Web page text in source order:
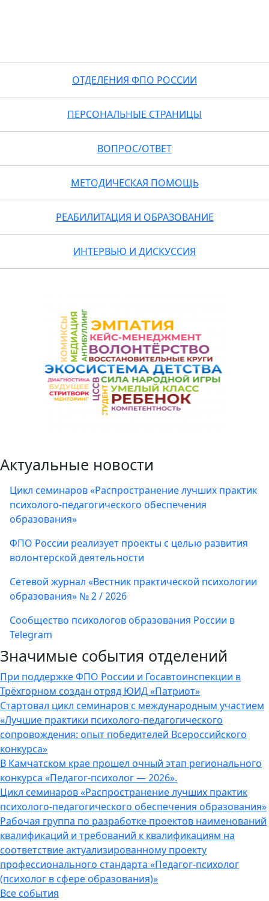
ОТДЕЛЕНИЯ ФПО РОССИИ
ПЕРСОНАЛЬНЫЕ СТРАНИЦЫ
ВОПРОС/ОТВЕТ
МЕТОДИЧЕСКАЯ ПОМОЩЬ
РЕАБИЛИТАЦИЯ И ОБРАЗОВАНИЕ
ИНТЕРВЬЮ И ДИСКУССИЯ
Актуальные новости
Цикл семинаров «Распространение лучших практик
психолого-педагогического обеспечения
образования»
ФПО России реализует проекты с целью развития
волонтерской деятельности
Сетевой журнал «Вестник практической психологии
образования» № 2 / 2026
Сообщество психологов образования России в
Telegram
Значимые события отделений
При поддержке ФПО России и Госавтоинспекции в
Трёхгорном создан отряд ЮИД «Патриот»
Стартовал цикл семинаров с международным участием
«Лучшие практики психолого-педагогического
сопровождения: опыт победителей Всероссийского
конкурса»
В Камчатском крае прошел очный этап регионального
конкурса «Педагог-психолог — 2026».
Цикл семинаров «Распространение лучших практик
психолого-педагогического обеспечения образования»
Рабочая группа по разработке проектов наименований
квалификаций и требований к квалификациям на
соответствие актуализированному проекту
профессионального стандарта «Педагог-психолог
(психолог в сфере образования)»
Все события